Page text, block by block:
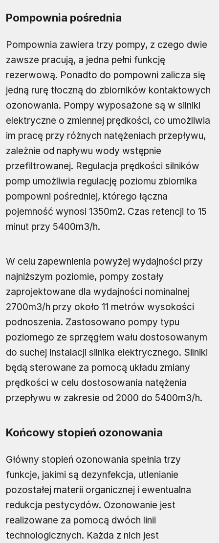
Pompownia pośrednia
Pompownia zawiera trzy pompy, z czego dwie
zawsze pracują, a jedna pełni funkcję
rezerwową. Ponadto do pompowni zalicza się
jedną rurę tłoczną do zbiorników kontaktowych
ozonowania. Pompy wyposażone są w silniki
elektryczne o zmiennej prędkości, co umożliwia
im pracę przy różnych natężeniach przepływu,
zależnie od napływu wody wstępnie
przefiltrowanej. Regulacja prędkości silników
pomp umożliwia regulację poziomu zbiornika
pompowni pośredniej, którego łączna
pojemność wynosi 1350m2. Czas retencji to 15
minut przy 5400m3/h.
W celu zapewnienia powyżej wydajności przy
najniższym poziomie, pompy zostały
zaprojektowane dla wydajności nominalnej
2700m3/h przy około 11 metrów wysokości
podnoszenia. Zastosowano pompy typu
poziomego ze sprzęgłem wału dostosowanym
do suchej instalacji silnika elektrycznego. Silniki
będą sterowane za pomocą układu zmiany
prędkości w celu dostosowania natężenia
przepływu w zakresie od 2000 do 5400m3/h.
Końcowy stopień ozonowania
Główny stopień ozonowania spełnia trzy
funkcje, jakimi są dezynfekcja, utlenianie
pozostałej materii organicznej i ewentualna
redukcja pestycydów. Ozonowanie jest
realizowane za pomocą dwóch linii
technologicznych. Każda z nich jest